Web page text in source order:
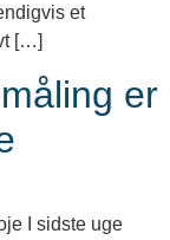
et
[…]
er
I sidste uge